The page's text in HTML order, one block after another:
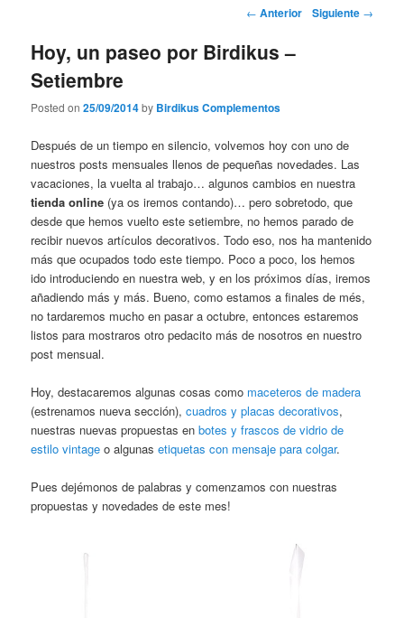
Navegador de artículos
← Anterior Siguiente →
Hoy, un paseo por Birdikus –
Setiembre
Posted on25/09/2014by Birdikus Complementos
Después de un tiempo en silencio, volvemos hoy con uno de
nuestros posts mensuales llenos de pequeñas novedades. Las
vacaciones, la vuelta al trabajo… algunos cambios en nuestra
tienda online (ya os iremos contando)… pero sobretodo, que
desde que hemos vuelto este setiembre, no hemos parado de
recibir nuevos artículos decorativos. Todo eso, nos ha mantenido
más que ocupados todo este tiempo. Poco a poco, los hemos
ido introduciendo en nuestra web, y en los próximos días, iremos
añadiendo más y más. Bueno, como estamos a finales de més,
no tardaremos mucho en pasar a octubre, entonces estaremos
listos para mostraros otro pedacito más de nosotros en nuestro
post mensual.
Hoy, destacaremos algunas cosas como maceteros de madera
(estrenamos nueva sección),cuadros y placas decorativos,
nuestras nuevas propuestas enbotes y frascos de vidrio de
estilo vintage o algunasetiquetas con mensaje para colgar.
Pues dejémonos de palabras y comenzamos con nuestras
propuestas y novedades de este mes!